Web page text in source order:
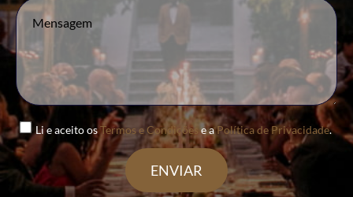
Li e aceito osTermos e Condiçõese aPolítica de Privacidade.